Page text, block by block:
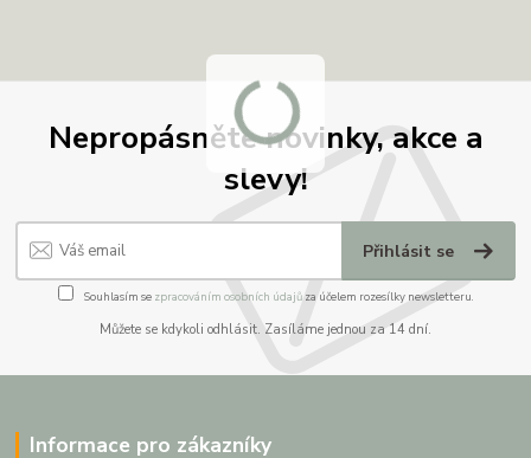
Nepropásněte novinky, akce a
slevy!
Přihlásit se
Souhlasím se zpracováním osobních údajůza účelem rozesílky newsletteru.
Můžete se kdykoli odhlásit. Zasíláme jednou za 14 dní.
Informace pro zákazníky